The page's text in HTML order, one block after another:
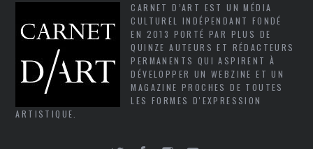
CARNET D’ART EST UN MÉDIA
CULTUREL INDÉPENDANT FONDÉ
EN 2013 PORTÉ PAR PLUS DE
QUINZE AUTEURS ET RÉDACTEURS
PERMANENTS QUI ASPIRENT À
DÉVELOPPER UN WEBZINE ET UN
MAGAZINE PROCHES DE TOUTES
LES FORMES D'EXPRESSION
ARTISTIQUE.